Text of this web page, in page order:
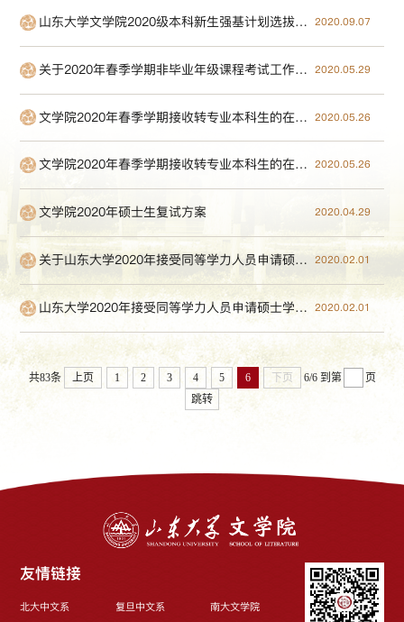
山东大学文学院2020级本科新生强基计划选拔工作通知 2020.09.07
关于2020年春季学期非毕业年级课程考试工作安排的通知 2020.05.29
文学院2020年春季学期接收转专业本科生的在线考试通知 2020.05.26
文学院2020年春季学期接收转专业本科生的在线考试通知 2020.05.26
文学院2020年硕士生复试方案 2020.04.29
关于山东大学2020年接受同等学力人员申请硕士学位资格确认延期进行的通知 2020.02.01
山东大学2020年接受同等学力人员申请硕士学位简章 2020.02.01
共83条 上页 1 2 3 4 5 6 下页 6/6 到第
页
跳转
友情链接
北大中文系 复旦中文系
南大文学院